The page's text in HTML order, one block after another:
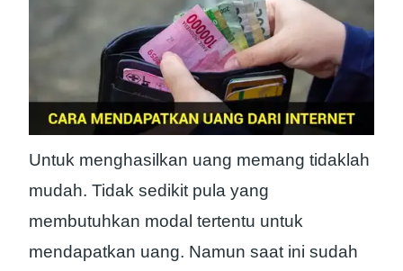
Untuk menghasilkan uang memang tidaklah
mudah. Tidak sedikit pula yang
membutuhkan modal tertentu untuk
mendapatkan uang. Namun saat ini sudah